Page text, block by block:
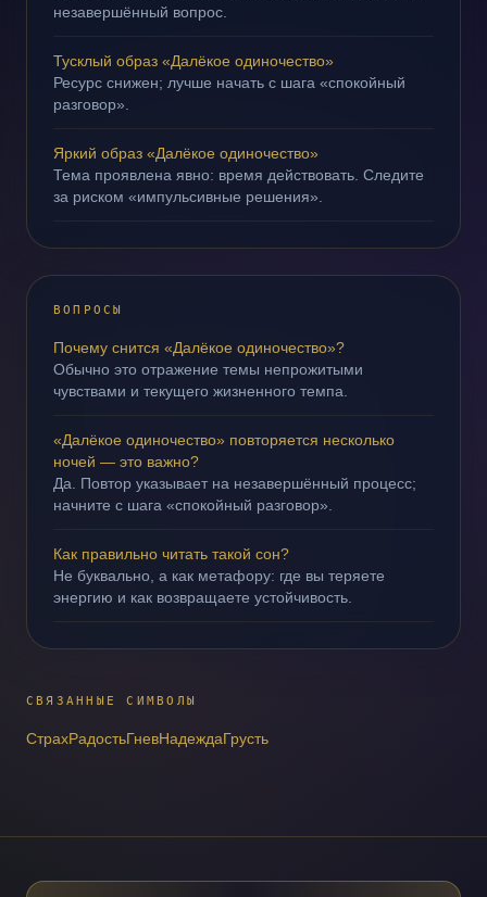
незавершённый вопрос.
Тусклый образ «Далёкое одиночество»
Ресурс снижен; лучше начать с шага «спокойный
разговор».
Яркий образ «Далёкое одиночество»
Тема проявлена явно: время действовать. Следите
за риском «импульсивные решения».
ВОПРОСЫ
Почему снится «Далёкое одиночество»?
Обычно это отражение темы непрожитыми
чувствами и текущего жизненного темпа.
«Далёкое одиночество» повторяется несколько
ночей — это важно?
Да. Повтор указывает на незавершённый процесс;
начните с шага «спокойный разговор».
Как правильно читать такой сон?
Не буквально, а как метафору: где вы теряете
энергию и как возвращаете устойчивость.
СВЯЗАННЫЕ СИМВОЛЫ
СтрахРадостьГневНадеждаГрусть